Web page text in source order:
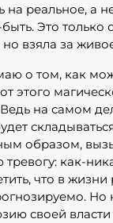
на реальное, а
Это только
но взяла за
о том, как
этого
на самом
образом,
тревогу: как-
что в жизни
Но
своей